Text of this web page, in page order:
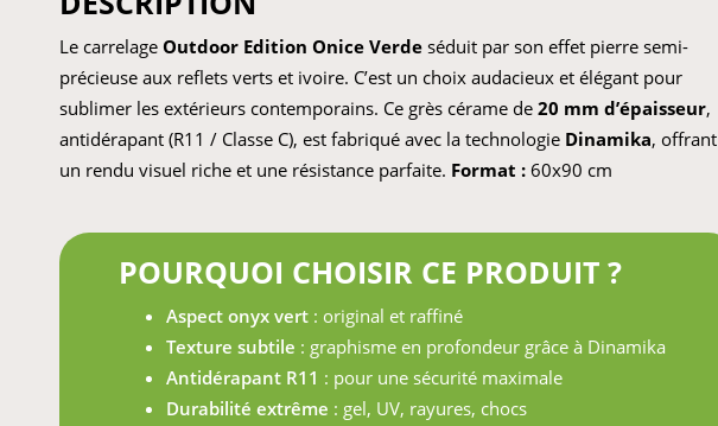
Le carrelage Outdoor Edition Onice Verde séduit par son effet pierre semi-
précieuse aux reflets verts et ivoire. C’est un choix audacieux et élégant pour
sublimer les extérieurs contemporains. Ce grès cérame de 20 mm d’épaisseur,
antidérapant (R11 / Classe C), est fabriqué avec la technologie Dinamika, offrant
un rendu visuel riche et une résistance parfaite. Format : 60x90 cm
POURQUOI CHOISIR CE PRODUIT ?
Aspect onyx vert : original et raffiné
Texture subtile : graphisme en profondeur grâce à Dinamika
Antidérapant R11 : pour une sécurité maximale
Durabilité extrême : gel, UV, rayures, chocs